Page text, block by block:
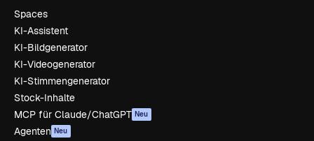
Spaces
KI-Assistent
KI-Bildgenerator
KI-Videogenerator
KI-Stimmengenerator
Stock-Inhalte
MCP für Claude/ChatGPT Neu
Agenten Neu